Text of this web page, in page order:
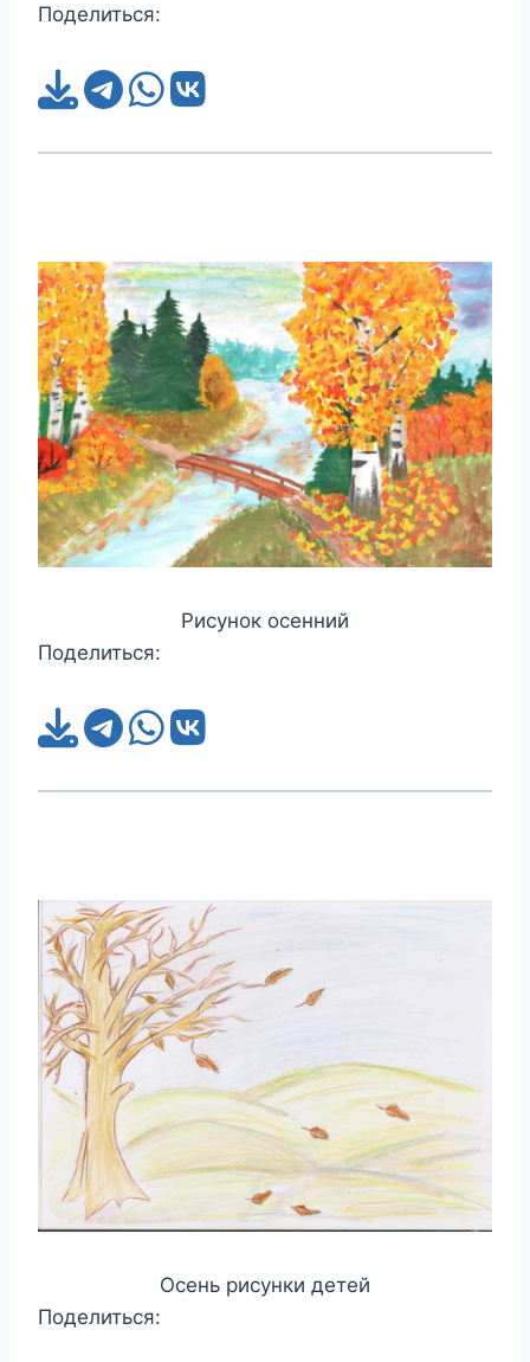
Поделиться:
Рисунок осенний
Поделиться:
Осень рисунки детей
Поделиться: